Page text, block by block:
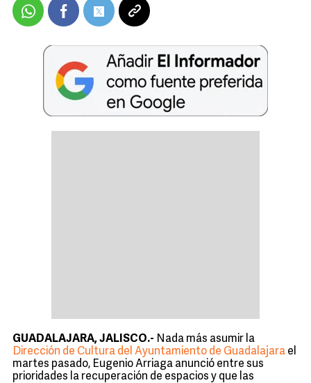
GUADALAJARA, JALISCO.- Nada más asumir la
Dirección de Cultura del Ayuntamiento de Guadalajara el
martes pasado, Eugenio Arriaga anunció entre sus
prioridades la recuperación de espacios y que las